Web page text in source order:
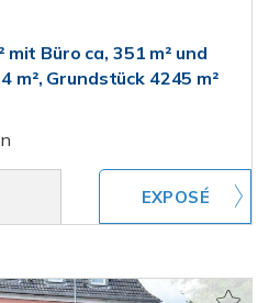
mit Büro ca, 351 m² und
m², Grundstück 4245 m²